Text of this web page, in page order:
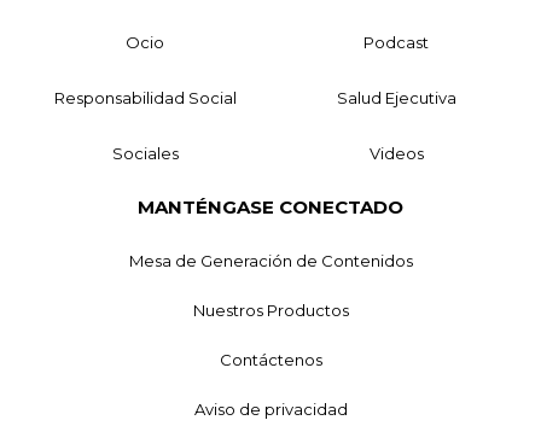
Ocio Podcast
Responsabilidad Social Salud Ejecutiva
Sociales Videos
MANTÉNGASE CONECTADO
Mesa de Generación de Contenidos
Nuestros Productos
Contáctenos
Aviso de privacidad